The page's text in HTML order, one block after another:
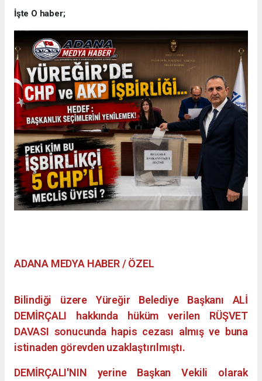
İşte O haber;
ADANA MEDYA HABER / ÖZEL
Bilindiği üzere Yüreğir Belediye Başkanı ALİ
DEMİRÇALI hakkında hüküm verilen RÜŞVET
DAVASI sonucunda hapis cezası almış ve buna
istinaden görevden uzaklaştırılmıştı.
DEMİRÇALI'NIN yerine Başkan Vekili olarak